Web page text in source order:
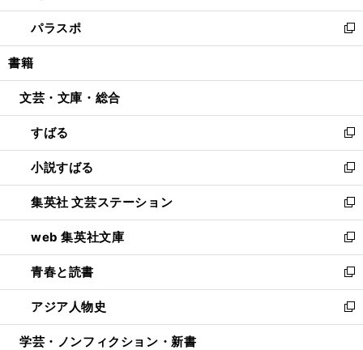
ウ
で
開
ン
ド
ウ
開
ウ
ィ
ン
ウ
開
く
し
い
ウ
ン
ウ
で
開
く
パラスポ
新
し
ウ
ン
ド
ウ
で
開
く
書籍
文芸・文庫・総合
すばる
新
し
い
ウ
ィ
ン
ド
ウ
で
開
く
小説すばる
新
し
い
ウ
ィ
ン
ド
ウ
で
開
集英社 文芸ステーション
新
し
い
ウ
ィ
ン
ド
ウ
web 集英社文庫
新
し
い
ウ
ィ
ン
青春と読書
新
し
い
ウ
アジア人物史
新
し
学芸・ノンフィクション・新書